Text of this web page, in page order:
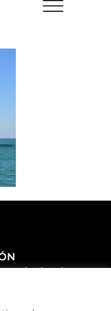
a la tienda